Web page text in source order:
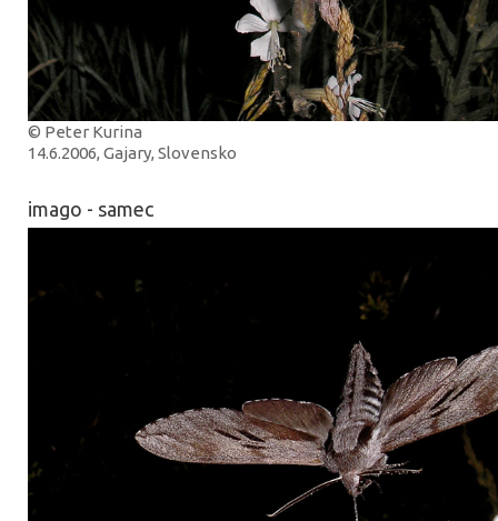
© Peter Kurina
14.6.2006, Gajary, Slovensko
imago - samec